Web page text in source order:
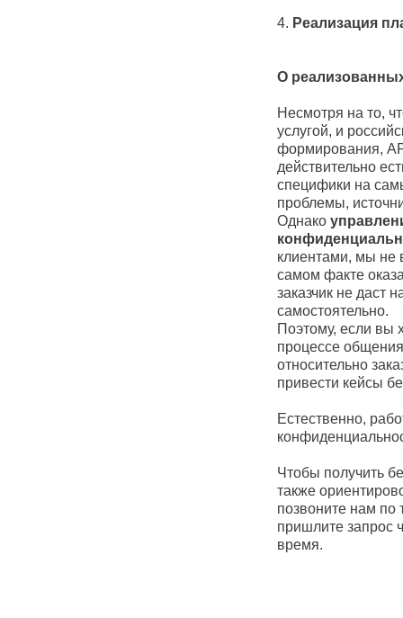
4. Реализация
О
Несмотря на то,
услугой, и
формирования,
действительно
специфики на
проблемы,
Однако
клиентами, мы не
самом факте
заказчик не даст
самостоятельно.
Поэтому, если вы
процессе
относительно
привести кейсы
Естественно,
Чтобы получить
также
позвоните нам по
пришлите запрос
время.